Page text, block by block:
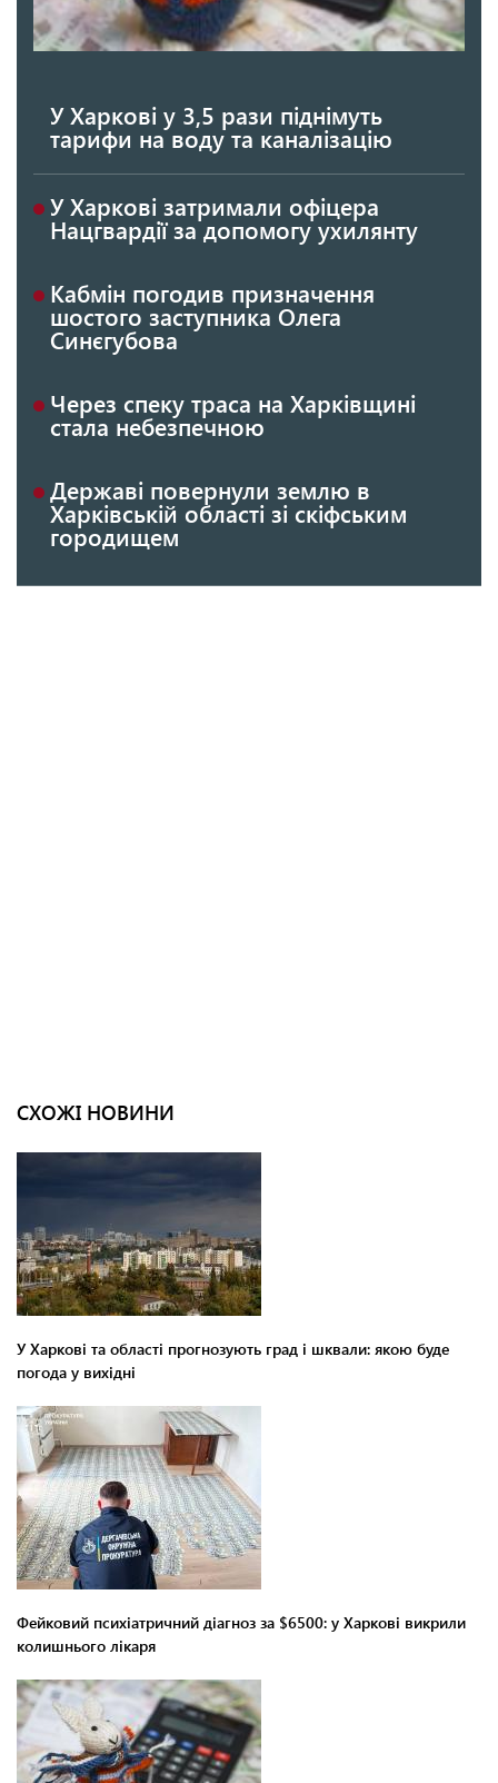
У Харкові у 3,5 рази піднімуть
тарифи на воду та каналізацію
У Харкові затримали офіцера
Нацгвардії за допомогу ухилянту
Кабмін погодив призначення
шостого заступника Олега
Синєгубова
Через спеку траса на Харківщині
стала небезпечною
Державі повернули землю в
Харківській області зі скіфським
городищем
СХОЖІ НОВИНИ
У Харкові та області прогнозують град і шквали: якою буде
погода у вихідні
Фейковий психіатричний діагноз за $6500: у Харкові викрили
колишнього лікаря